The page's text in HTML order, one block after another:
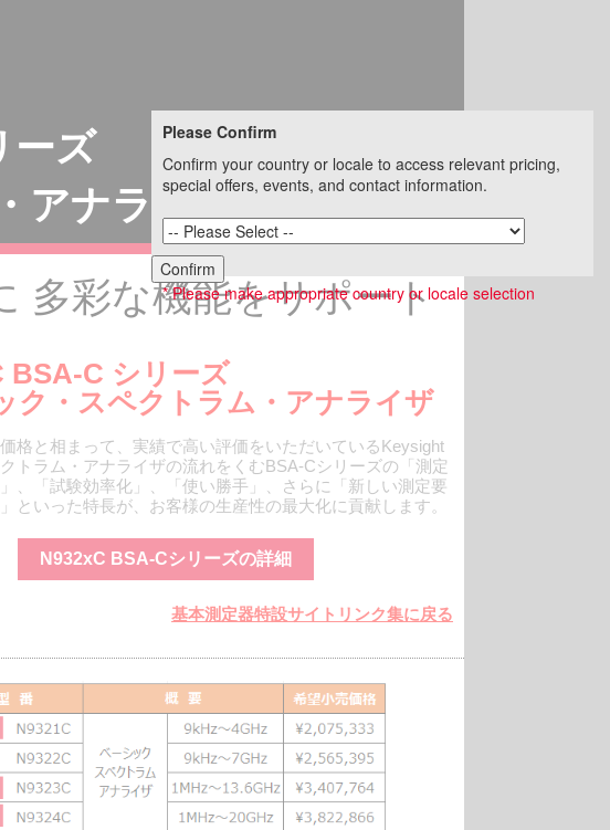
ーズ
アナライザ
多彩な機能をサポート
BSA-C シリーズ
ク・スペクトラム・アナライザ
格と相まって、実績で高い評価をいただいているKeysight
トラム・アナライザの流れをくむBSA-Cシリーズの「測定
、「試験効率化」、「使い勝手」、さらに「新しい測定要
といった特長が、お客様の生産性の最大化に貢献します。
N932xC BSA-Cシリーズの詳細
基本測定器特設サイトリンク集に戻る
Please Confirm
Confirm your country or locale to access relevant pricing,
special offers, events, and contact information.
Confirm
* Please make appropriate country or locale selection